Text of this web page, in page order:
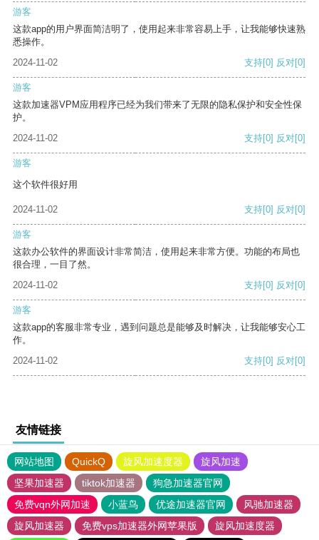
游客
这款app的用户界面简洁明了，使用起来非常容易上手，让我能够快速熟
悉操作。
2024-11-02
支持[0] 反对[0]
游客
这款加速器VPM应用程序已经为我们带来了无限的隐私保护和安全性保
护。
2024-11-02
支持[0] 反对[0]
游客
这个软件很好用
2024-11-02 支持[0] 反对[0]
游客
这款办公软件的界面设计非常简洁，使用起来非常方便。功能的布局也
很合理，一目了然。
2024-11-02
支持[0] 反对[0]
游客
这款app的客服非常专业，遇到问题总是能够及时解决，让我能够安心工
作。
2024-11-02
支持[0] 反对[0]
友情链接
网站地图 QuickQ 旋风加速度器
旋风加速
坚果加速器
tiktok加速器
狗急加速器官网
免费vqn外网加速
小蓝鸟 优途加速器官网
风驰加速器
旋风加速器
免费vps加速器外网苹果版
旋风加速度器